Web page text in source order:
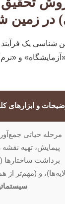
در زمین
شناسی یک فرآیند
و
و ابزارهای
مرحله حیاتی
پیمایش، تهیه
برداشت ساختارها
لایه‌ها)، و (مهم‌تر از